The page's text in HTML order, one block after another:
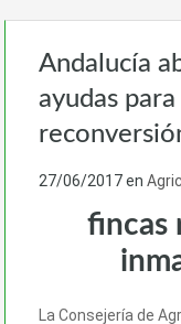
Andalucía
ayudas
27/06/2017en
fincas
La Consejería de